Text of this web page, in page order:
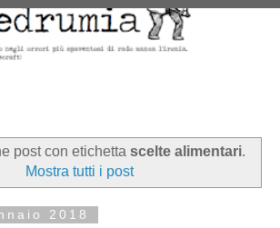
post con etichetta scelte alimentari.
Mostra tutti i post
2018